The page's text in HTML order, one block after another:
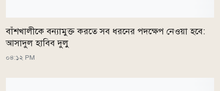
বাঁশখালীকে বন্যামুক্ত করতে সব ধরনের পদক্ষেপ নেওয়া হবে:
আসাদুল হাবিব দুলু
০৪:১২ PM